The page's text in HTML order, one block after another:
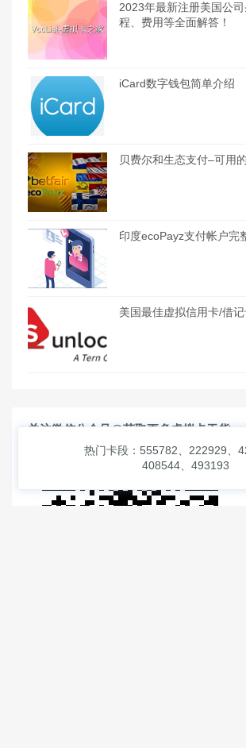
2023年最新注册美国公
程、费用等全面解答！
iCard数字钱包简单介绍
贝费尔和生态支付–可用
印度ecoPayz支付帐户完
美国最佳虚拟信用卡/借
关注微信公众号@获取更多虚拟卡干货
热门卡段：555782、222929、
408544、493193